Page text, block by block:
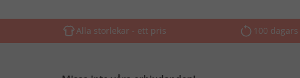
Alla storlekar - ett pris 100